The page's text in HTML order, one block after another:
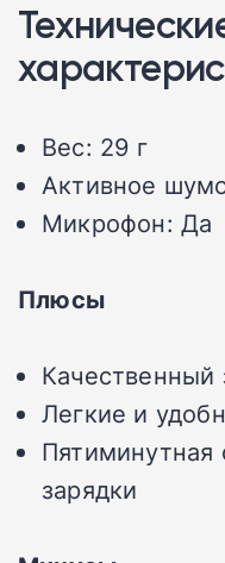
Вес: 29 г
Активное
Микрофон: Да
Плюсы
Качественный
Легкие и
зарядки